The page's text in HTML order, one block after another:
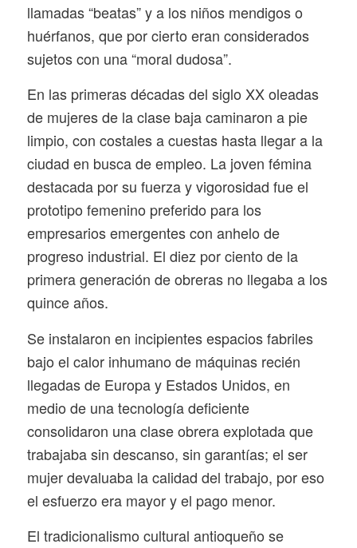
llamadas “beatas” y a los niños mendigos o
huérfanos, que por cierto eran considerados
sujetos con una “moral dudosa”.
En las primeras décadas del siglo XX oleadas
de mujeres de la clase baja caminaron a pie
limpio, con costales a cuestas hasta llegar a la
ciudad en busca de empleo. La joven fémina
destacada por su fuerza y vigorosidad fue el
prototipo femenino preferido para los
empresarios emergentes con anhelo de
progreso industrial. El diez por ciento de la
primera generación de obreras no llegaba a los
quince años.
Se instalaron en incipientes espacios fabriles
bajo el calor inhumano de máquinas recién
llegadas de Europa y Estados Unidos, en
medio de una tecnología deficiente
consolidaron una clase obrera explotada que
trabajaba sin descanso, sin garantías; el ser
mujer devaluaba la calidad del trabajo, por eso
el esfuerzo era mayor y el pago menor.
El tradicionalismo cultural antioqueño se